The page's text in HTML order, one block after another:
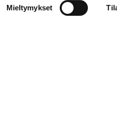
Mieltymykset
555 600